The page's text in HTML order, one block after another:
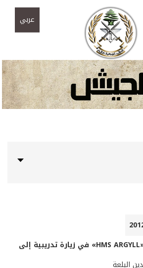
عربي
الفرقاطة البريطانية «HMS ARGYLL» في زيارة تدريبية إلى
البلعة